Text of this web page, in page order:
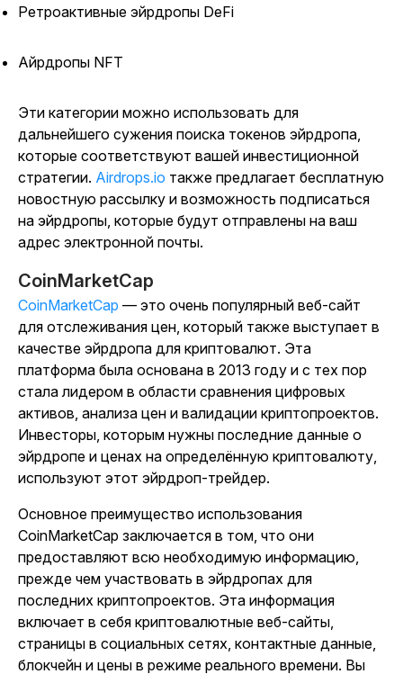
Ретроактивные эйрдропы DeFi
Айрдропы NFT
Эти категории можно использовать для
дальнейшего сужения поиска токенов эйрдропа,
которые соответствуют вашей инвестиционной
стратегии. Airdrops.io также предлагает бесплатную
новостную рассылку и возможность подписаться
на эйрдропы, которые будут отправлены на ваш
адрес электронной почты.
CoinMarketCap
CoinMarketCap — это очень популярный веб-сайт
для отслеживания цен, который также выступает в
качестве эйрдропа для криптовалют. Эта
платформа была основана в 2013 году и с тех пор
стала лидером в области сравнения цифровых
активов, анализа цен и валидации криптопроектов.
Инвесторы, которым нужны последние данные о
эйрдропе и ценах на определённую криптовалюту,
используют этот эйрдроп-трейдер.
Основное преимущество использования
CoinMarketCap заключается в том, что они
предоставляют всю необходимую информацию,
прежде чем участвовать в эйрдропах для
последних криптопроектов. Эта информация
включает в себя криптовалютные веб-сайты,
страницы в социальных сетях, контактные данные,
блокчейн и цены в режиме реального времени. Вы